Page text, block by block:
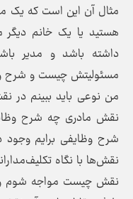
مثال آن این است که یک
هستید یا یک خانم
داشته باشد و مدیر
مسئولیتش چیست و شرح
من نوعی باید ببینم
نقش مادری چه شرح
شرح وظایفی برایم وجود
نقش‌ها با نگاه
نقش چیست مواجه شوم و